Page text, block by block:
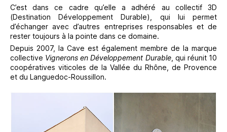
C’est dans ce cadre qu’elle a adhéré au collectif 3D
(Destination Développement Durable), qui lui permet
d’échanger avec d’autres entreprises responsables et de
rester toujours à la pointe dans ce domaine.
Depuis 2007, la Cave est également membre de la marque
collective Vignerons en Développement Durable, qui réunit 10
coopératives viticoles de la Vallée du Rhône, de Provence
et du Languedoc-Roussillon.